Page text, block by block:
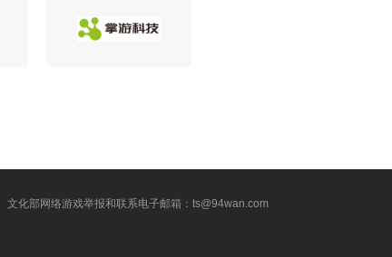
文化部网络游戏举报和联系电子邮箱：ts@94wan.com